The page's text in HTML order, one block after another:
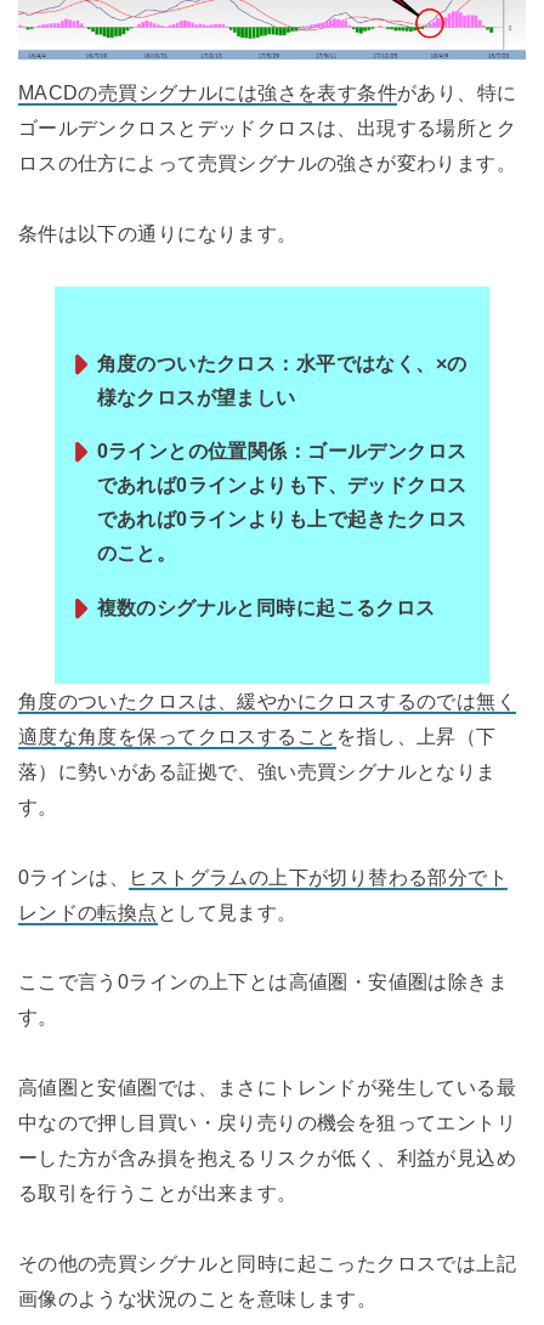
MACDの売買シグナルには強さを表す条件があり、特に
ゴールデンクロスとデッドクロスは、出現する場所とク
ロスの仕方によって売買シグナルの強さが変わります。
条件は以下の通りになります。
角度のついたクロス：水平ではなく、×の
様なクロスが望ましい
0ラインとの位置関係：ゴールデンクロス
であれば0ラインよりも下、デッドクロス
であれば0ラインよりも上で起きたクロス
のこと。
複数のシグナルと同時に起こるクロス
角度のついたクロスは、緩やかにクロスするのでは無く
適度な角度を保ってクロスすること を指し、上昇（下
落）に勢いがある証拠で、強い売買シグナルとなりま
す。
0ラインは、
ヒストグラムの上下が切り替わる部分でト
レンドの転換点 として見ます。
ここで言う0ラインの上下とは高値圏・安値圏は除きま
す。
高値圏と安値圏では、まさにトレンドが発生している最
中なので押し目買い・戻り売りの機会を狙ってエントリ
ーした方が含み損を抱えるリスクが低く、利益が見込め
る取引を行うことが出来ます。
その他の売買シグナルと同時に起こったクロスでは上記
画像のような状況のことを意味します。